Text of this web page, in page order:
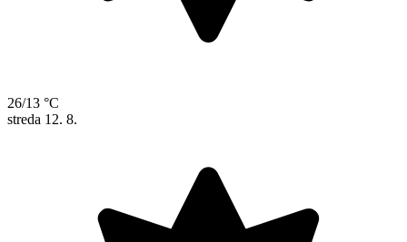
26/13 °C
streda 12. 8.